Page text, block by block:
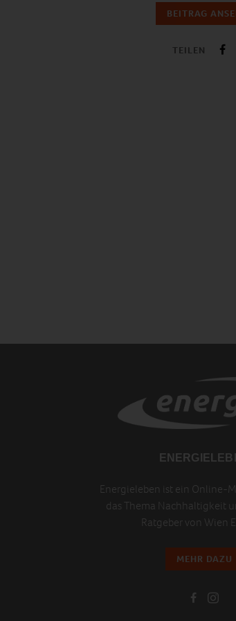
BEITRAG
TEILEN
Energieleben ist ein Online-
das Thema Nachhaltigkeit
Ratgeber von Wien
MEHR DAZU